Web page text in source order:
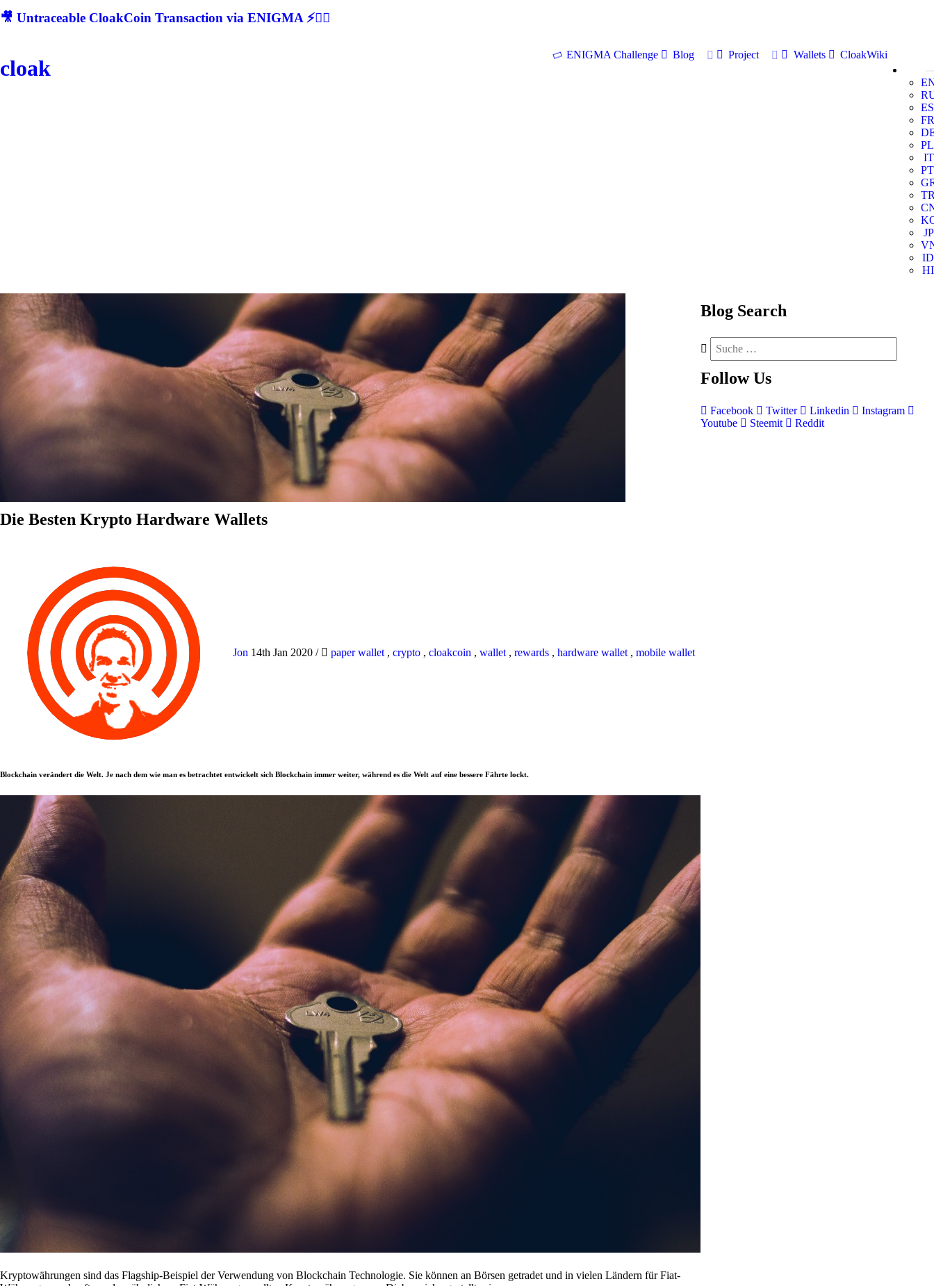
🎥 Untraceable CloakCoin Transaction via ENIGMA ⚡🕵‍♂
cloak
ENIGMA Challenge Blog Project Wallets
CloakWiki
ES
FR
PL
IT
PT
JP
ID
HI
Die Besten Krypto Hardware Wallets
Jon 14th Jan 2020 / paper wallet , crypto , cloakcoin , wallet , rewards , hardware wallet , mobile wallet
Blockchain verändert die Welt. Je nach dem wie man es betrachtet entwickelt sich Blockchain immer weiter, während es die Welt auf eine bessere Fährte lockt.
Kryptowährungen sind das Flagship-Beispiel der Verwendung von Blockchain Technologie. Sie können an Börsen getradet und in vielen Ländern für Fiat-
Blog Search
Follow Us
Facebook Twitter Linkedin
Instagram
Youtube
Steemit Reddit